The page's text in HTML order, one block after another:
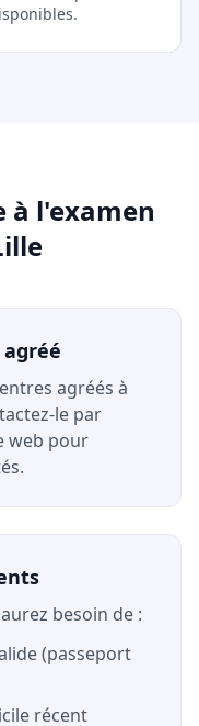
à l'examen
agréés à
le par
web pour
besoin de :
(passeport
récent